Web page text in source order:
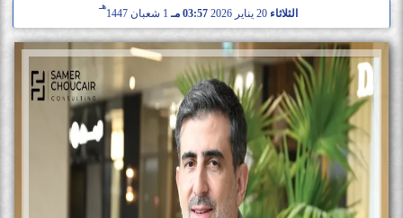
الثلاثاء 20 يناير 2026 03:57 مـ 1 شعبان 1447
هـ